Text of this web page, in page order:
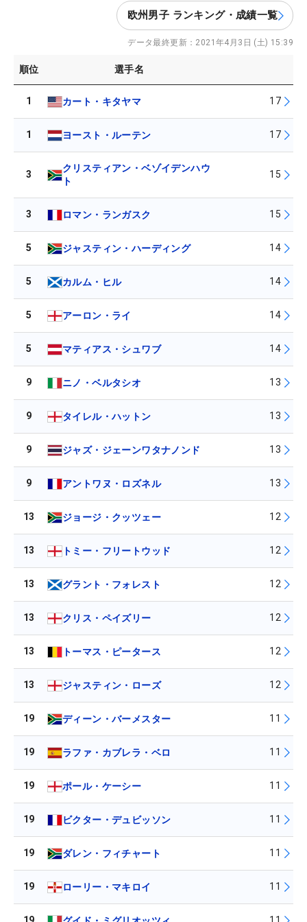
欧州男子 ランキング・成績一覧
データ最終更新： 2021年4月3日 (土) 15:39
順位 選手名
1 カート・キタヤマ 17
1 ヨースト・ルーテン 17
3
クリスティアン・ベゾイデンハウ
ト
15
3 ロマン・ランガスク 15
5 ジャスティン・ハーディング 14
5 カルム・ヒル 14
5 アーロン・ライ 14
5 マティアス・シュワブ 14
9 ニノ・ベルタシオ 13
9 タイレル・ハットン 13
9 ジャズ・ジェーンワタナノンド 13
9 アントワヌ・ロズネル 13
13 ジョージ・クッツェー 12
13 トミー・フリートウッド 12
13 グラント・フォレスト 12
13 クリス・ペイズリー 12
13 トーマス・ピータース 12
13 ジャスティン・ローズ 12
19 ディーン・バーメスター 11
19 ラファ・カブレラ・ベロ 11
19 ポール・ケーシー 11
19 ビクター・デュビッソン 11
19 ダレン・フィチャート 11
19 ローリー・マキロイ 11